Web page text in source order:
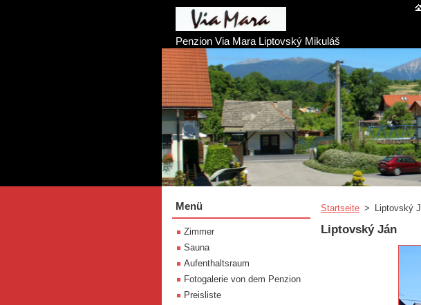
Penzion Via Mara Liptovský Mikuláš
Startseite > Liptovský
Liptovský Ján
Menü
Zimmer
Sauna
Aufenthaltsraum
Fotogalerie von dem Penzion
Preisliste